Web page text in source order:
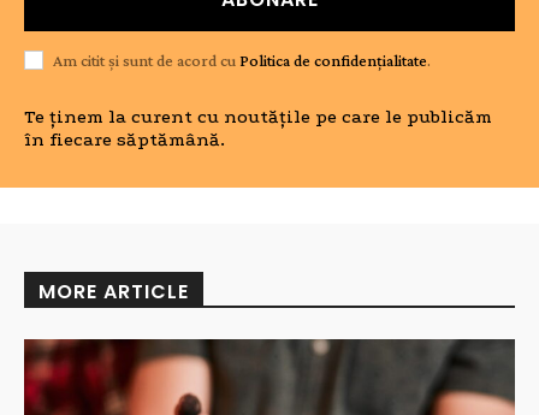
Am citit și sunt de acord cu Politica de confidențialitate.
Te ținem la curent cu noutățile pe care le publicăm
în fiecare săptămână.
MORE ARTICLE